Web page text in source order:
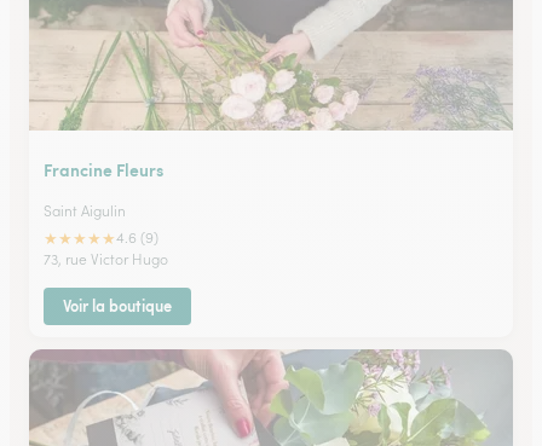
Francine Fleurs
Saint Aigulin
★★★★★4.6 (9)
73, rue Victor Hugo
Voir la boutique